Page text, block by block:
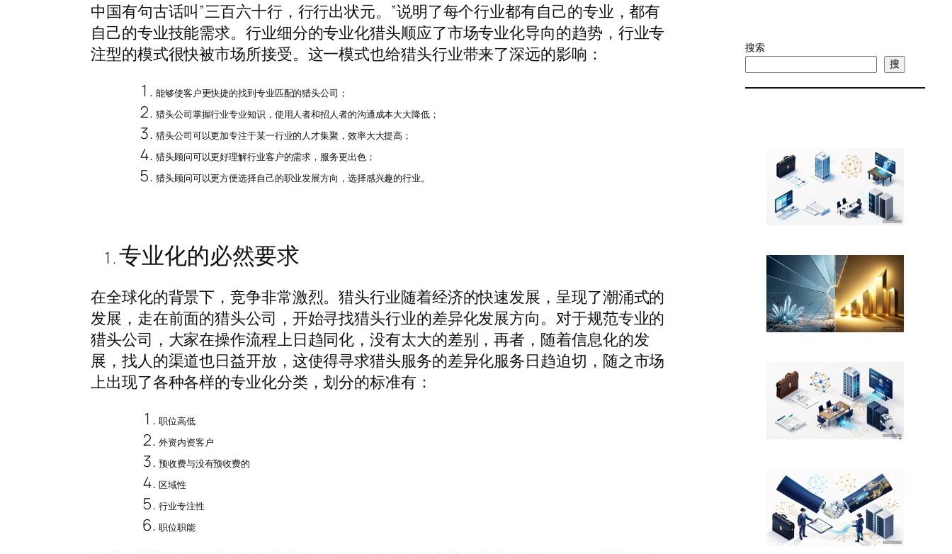
中国有句古话叫”三百六十行，行行出状元。”说明了每个行业都有自己的专业，都有
自己的专业技能需求。行业细分的专业化猎头顺应了市场专业化导向的趋势，行业专
注型的模式很快被市场所接受。这一模式也给猎头行业带来了深远的影响：
能够使客户更快捷的找到专业匹配的猎头公司；
猎头公司掌握行业专业知识，使用人者和招人者的沟通成本大大降低；
猎头公司可以更加专注于某一行业的人才集聚，效率大大提高；
猎头顾问可以更好理解行业客户的需求，服务更出色；
猎头顾问可以更方便选择自己的职业发展方向，选择感兴趣的行业。
专业化的必然要求
在全球化的背景下，竞争非常激烈。猎头行业随着经济的快速发展，呈现了潮涌式的
发展，走在前面的猎头公司，开始寻找猎头行业的差异化发展方向。对于规范专业的
猎头公司，大家在操作流程上日趋同化，没有太大的差别，再者，随着信息化的发
展，找人的渠道也日益开放，这使得寻求猎头服务的差异化服务日趋迫切，随之市场
上出现了各种各样的专业化分类，划分的标准有：
职位高低
外资内资客户
预收费与没有预收费的
区域性
行业专注性
职位职能
搜索
搜